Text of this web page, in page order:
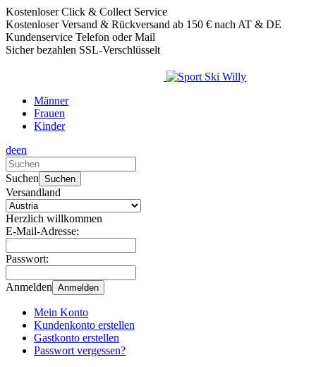
Kostenloser Click & Collect Service
Kostenloser Versand & Rückversand ab 150 € nach AT & DE
Kundenservice Telefon oder Mail
Sicher bezahlen SSL-Verschlüsselt
Männer
Frauen
Kinder
deen
die
nach
oben
unten,
um
das
Suchen Suchen
Versandland
Herzlich willkommen
E-Mail-Adresse:
Passwort:
Anmelden Anmelden
Mein Konto
Kundenkonto erstellen
Gastkonto erstellen
Passwort vergessen?